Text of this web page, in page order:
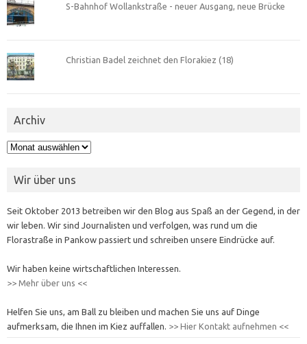
S-Bahnhof Wollankstraße - neuer Ausgang, neue Brücke
Christian Badel zeichnet den Florakiez (18)
Archiv
Archiv
Wir über uns
Seit Oktober 2013 betreiben wir den Blog aus Spaß an der Gegend, in der
wir leben. Wir sind Journalisten und verfolgen, was rund um die
Florastraße in Pankow passiert und schreiben unsere Eindrücke auf.
Wir haben keine wirtschaftlichen Interessen.
>> Mehr über uns <<
Helfen Sie uns, am Ball zu bleiben und machen Sie uns auf Dinge
aufmerksam, die Ihnen im Kiez auffallen. >> Hier Kontakt aufnehmen <<